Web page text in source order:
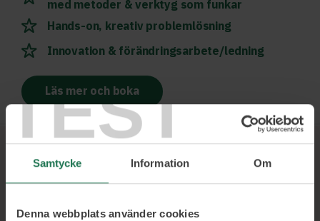
TEST
Samtycke Information Om
Denna webbplats använder cookies
med metoder & verktyg som funkar
Hands-on, kreativ problemlösning
Innovation & förändringsarbete/ledning
Läs mer och boka